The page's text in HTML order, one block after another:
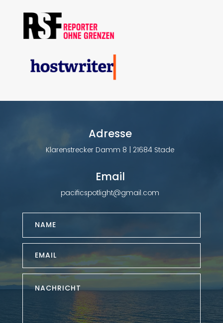
Adresse
Klarenstrecker Damm 8 | 21684 Stade
Email
pacificspotlight@gmail.com